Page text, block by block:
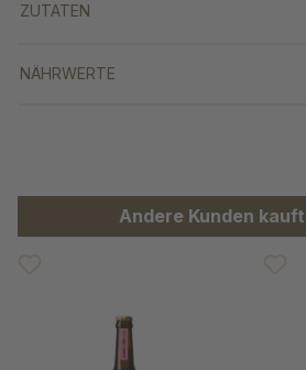
ZUTATEN
NÄHRWERTE
Produktgalerie überspringen
Andere Kunden